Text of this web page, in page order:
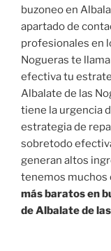
buzoneo en
apartado de
profesionales en
Nogueras te
efectiva tu
Albalate de las
tiene la urgencia
estrategia de
sobretodo
generan altos
tenemos muchos
más baratos en
de Albalate de